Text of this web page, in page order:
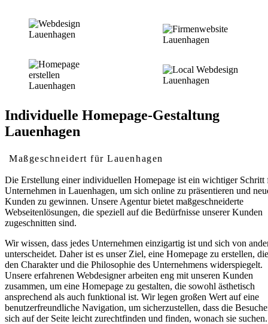
Individuelle Homepage-Gestaltung
Lauenhagen
Maßgeschneidert für Lauenhagen
Die Erstellung einer individuellen Homepage ist ein wichtiger Schritt
Unternehmen in Lauenhagen, um sich online zu präsentieren und
Kunden zu gewinnen. Unsere Agentur bietet maßgeschneiderte
Webseitenlösungen, die speziell auf die Bedürfnisse unserer Kunden
zugeschnitten sind.
Wir wissen, dass jedes Unternehmen einzigartig ist und sich von
unterscheidet. Daher ist es unser Ziel, eine Homepage zu erstellen, die
den Charakter und die Philosophie des Unternehmens widerspiegelt.
Unsere erfahrenen Webdesigner arbeiten eng mit unseren Kunden
zusammen, um eine Homepage zu gestalten, die sowohl ästhetisch
ansprechend als auch funktional ist. Wir legen großen Wert auf eine
benutzerfreundliche Navigation, um sicherzustellen, dass die
sich auf der Seite leicht zurechtfinden und finden, wonach sie suchen.